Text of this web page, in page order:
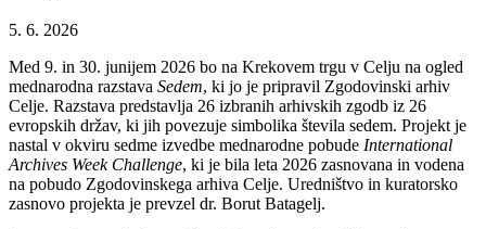
5. 6. 2026
Med 9. in 30. junijem 2026 bo na Krekovem trgu v Celju na ogled
mednarodna razstava Sedem, ki jo je pripravil Zgodovinski arhiv
Celje. Razstava predstavlja 26 izbranih arhivskih zgodb iz 26
evropskih držav, ki jih povezuje simbolika števila sedem. Projekt je
nastal v okviru sedme izvedbe mednarodne pobude International
Archives Week Challenge, ki je bila leta 2026 zasnovana in vodena
na pobudo Zgodovinskega arhiva Celje. Uredništvo in kuratorsko
zasnovo projekta je prevzel dr. Borut Batagelj.